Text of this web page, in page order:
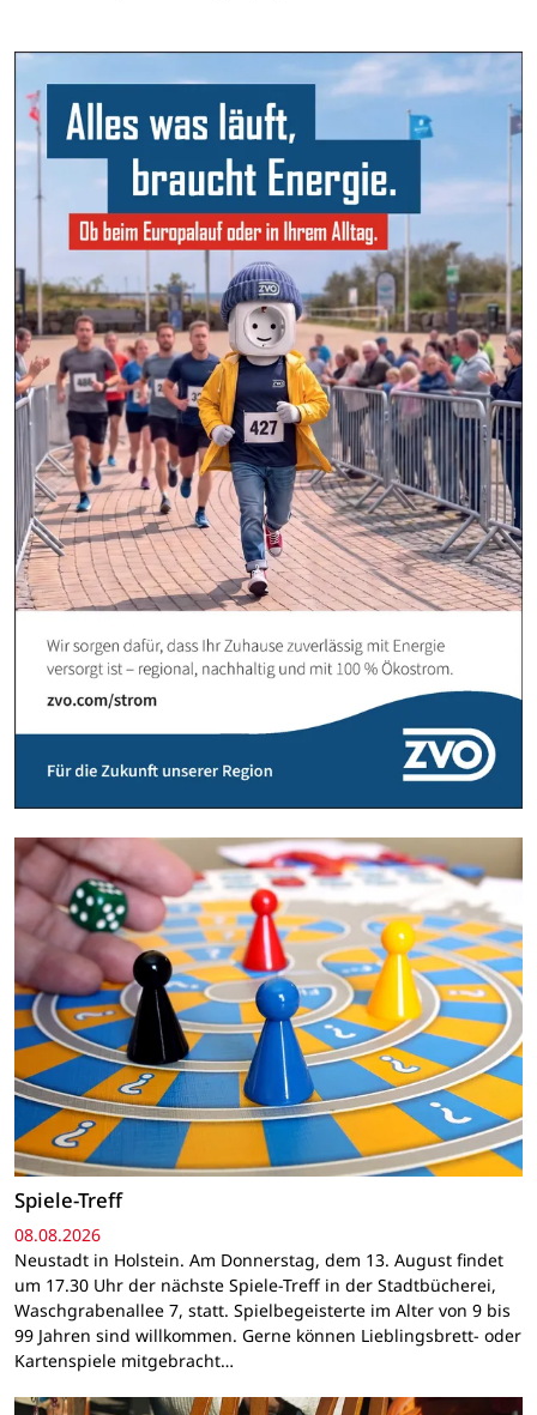
Spiele-Treff
08.08.2026
Neustadt in Holstein. Am Donnerstag, dem 13. August findet
um 17.30 Uhr der nächste Spiele-Treff in der Stadtbücherei,
Waschgrabenallee 7, statt. Spielbegeisterte im Alter von 9 bis
99 Jahren sind willkommen. Gerne können Lieblingsbrett- oder
Kartenspiele mitgebracht…